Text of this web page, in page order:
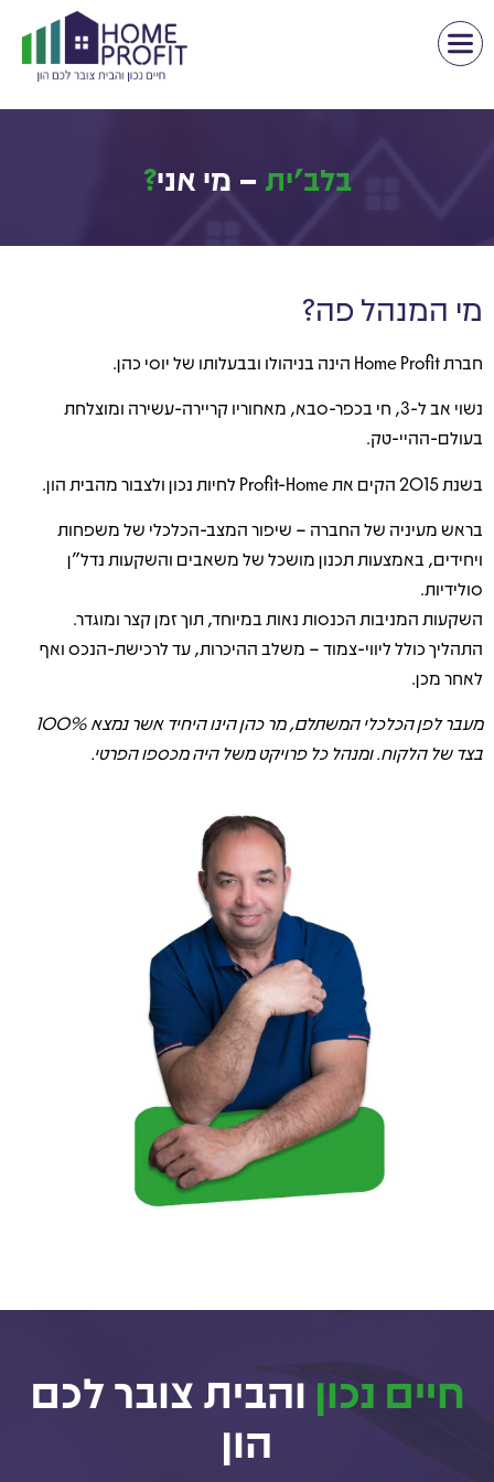
בלב'ית – מי אני?
מי המנהל פה?
חברת Home Profit הינה בניהולו ובבעלותו של יוסי כהן.
נשוי אב ל-3, חי בכפר-סבא, מאחוריו קריירה-עשירה ומוצלחת
בעולם-ההיי-טק.
בשנת 2015 הקים את Profit-Home לחיות נכון ולצבור מהבית הון.
בראש מעיניה של החברה – שיפור המצב-הכלכלי של משפחות
ויחידים, באמצעות תכנון מושכל של משאבים והשקעות נדל”ן
סולידיות.
השקעות המניבות הכנסות נאות במיוחד, תוך זמן קצר ומוגדר.
התהליך כולל ליווי-צמוד – משלב ההיכרות, עד לרכישת-הנכס ואף
לאחר מכן.
מעבר לפן הכלכלי המשתלם, מר כהן הינו היחיד אשר נמצא 100%
בצד של הלקוח. ומנהל כל פרויקט משל היה מכספו הפרטי.
חיים נכון והבית צובר לכם
הון